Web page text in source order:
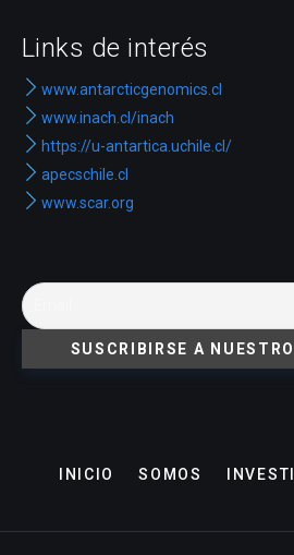
Links de interés
www.antarcticgenomics.cl
www.inach.cl/inach
https://u-antartica.uchile.cl/
apecschile.cl
www.scar.org
INICIO SOMOS